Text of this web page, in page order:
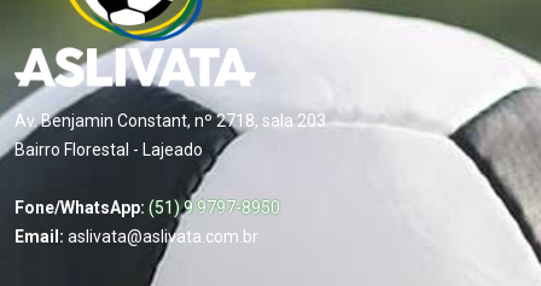
Av. Benjamin Constant, nº 2718, sala 203
Bairro Florestal - Lajeado
Fone/WhatsApp: (51) 9 9797-8950
Email: aslivata@aslivata.com.br